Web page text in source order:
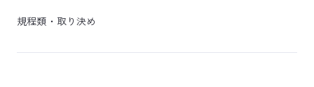
規程類・取り決め